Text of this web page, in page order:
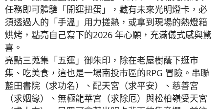
任務即可體驗「開運扭蛋」，藏有未來光明燈卡，必
須透過人的「手溫」用力搓熱，或拿到現場的熱燈箱
烘烤，點亮自己寫下的2026 年心願，充滿儀式感與驚
喜。
亮點三蒐集「五運」御朱印，除在老屋樹蔭下逛市
集、吃美食，這也是一場南投市區的RPG 冒險。串聯
藍田書院（求功名）、配天宮（求平安）、慈善宮
（求姻緣）、無極龍華宮（求除厄）與松柏嶺受天宮